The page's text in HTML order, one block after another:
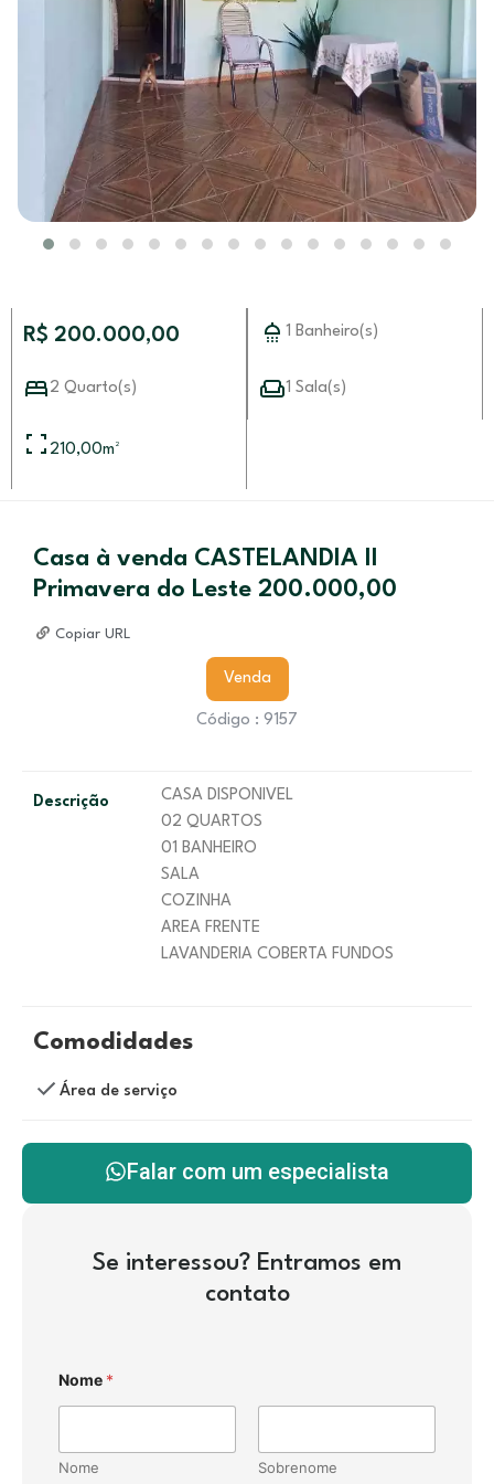
R$ 200.000,00 1 Banheiro(s)
2 Quarto(s) 1 Sala(s)
210,00m²
Casa à venda CASTELANDIA II
Primavera do Leste 200.000,00
Copiar URL
Venda
Código : 9157
Descrição
CASA DISPONIVEL
02 QUARTOS
01 BANHEIRO
SALA
COZINHA
AREA FRENTE
LAVANDERIA COBERTA FUNDOS
Comodidades
Área de serviço
Falar com um especialista
Se interessou? Entramos em
contato
Nome *
Nome Sobrenome